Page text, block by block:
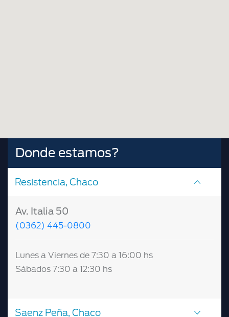
Donde estamos?
Resistencia, Chaco
Av. Italia 50
(0362) 445-0800
Lunes a Viernes de 7:30 a 16:00 hs
Sábados 7:30 a 12:30 hs
Saenz Peña, Chaco